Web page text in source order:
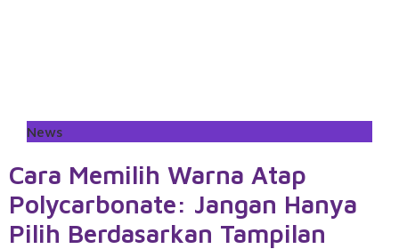
News
Cara Memilih Warna Atap
Polycarbonate: Jangan Hanya
Pilih Berdasarkan Tampilan